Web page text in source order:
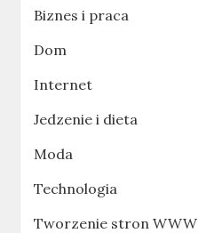
Biznes i praca
Dom
Internet
Jedzenie i dieta
Moda
Technologia
Tworzenie stron WWW